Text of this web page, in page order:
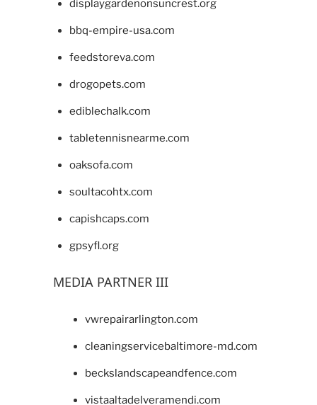
displaygardenonsuncrest.org
bbq-empire-usa.com
feedstoreva.com
drogopets.com
ediblechalk.com
tabletennisnearme.com
oaksofa.com
soultacohtx.com
capishcaps.com
gpsyfl.org
MEDIA PARTNER III
vwrepairarlington.com
cleaningservicebaltimore-md.com
beckslandscapeandfence.com
vistaaltadelveramendi.com